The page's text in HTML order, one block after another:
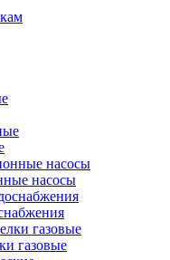
насосы
газовые